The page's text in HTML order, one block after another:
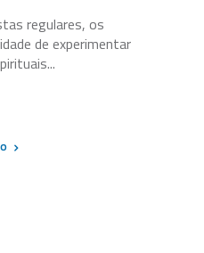
regulares, os
de experimentar